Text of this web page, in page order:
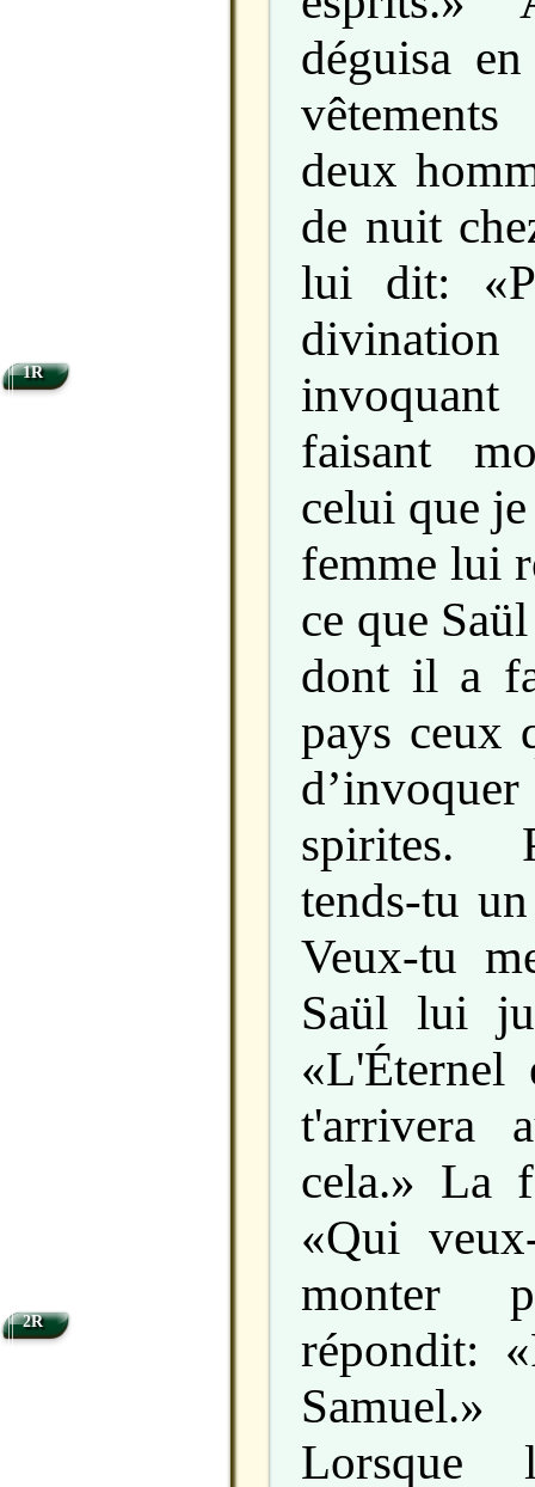
déguisa
deux
de nuit
lui dit:
faisant
celui que
femme lui
ce que
dont il a
pays ceux
spirites.
tends-tu
Veux-tu
Saül lui
t'arrivera
cela.» La
«Qui
monter
répondit:
Samuel.»
1R
2R